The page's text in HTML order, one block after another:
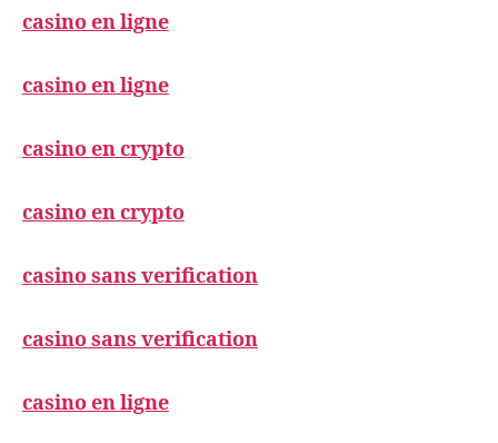
casino en ligne
casino en ligne
casino en crypto
casino en crypto
casino sans verification
casino sans verification
casino en ligne